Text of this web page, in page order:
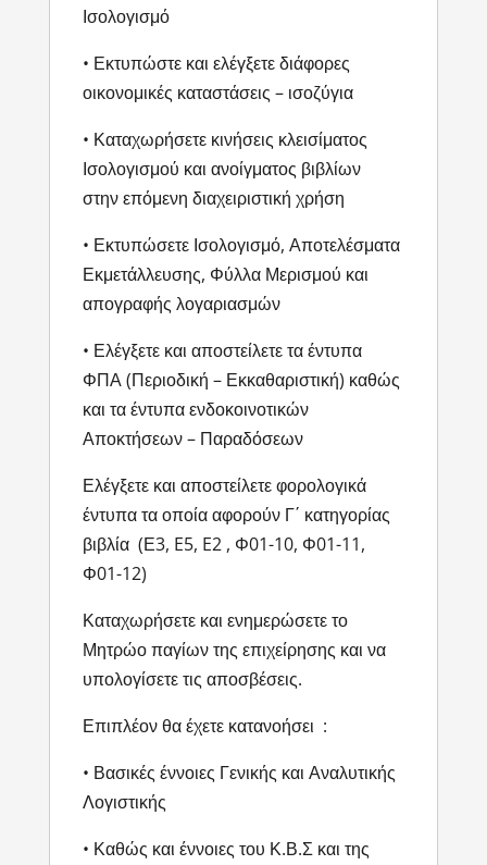
Ισολογισμό
• Εκτυπώστε και ελέγξετε διάφορες
οικονομικές καταστάσεις – ισοζύγια
• Καταχωρήσετε κινήσεις κλεισίματος
Ισολογισμού και ανοίγματος βιβλίων
στην επόμενη διαχειριστική χρήση
• Εκτυπώσετε Ισολογισμό, Αποτελέσματα
Εκμετάλλευσης, Φύλλα Μερισμού και
απογραφής λογαριασμών
• Ελέγξετε και αποστείλετε τα έντυπα
ΦΠΑ (Περιοδική – Εκκαθαριστική) καθώς
και τα έντυπα ενδοκοινοτικών
Αποκτήσεων – Παραδόσεων
Ελέγξετε και αποστείλετε φορολογικά
έντυπα τα οποία αφορούν Γ΄ κατηγορίας
βιβλία (Ε3, E5, E2 , Φ01-10, Φ01-11,
Φ01-12)
Καταχωρήσετε και ενημερώσετε το
Μητρώο παγίων της επιχείρησης και να
υπολογίσετε τις αποσβέσεις.
Επιπλέον θα έχετε κατανοήσει :
• Βασικές έννοιες Γενικής και Αναλυτικής
Λογιστικής
• Καθώς και έννοιες του Κ.Β.Σ και της